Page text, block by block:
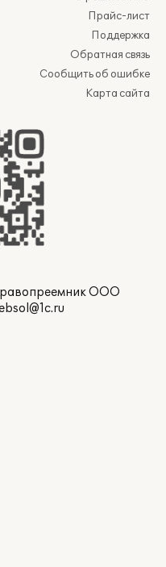
Прайс-лист
Поддержка
Обратная связь
Сообщить об ошибке
Карта сайта
ООО